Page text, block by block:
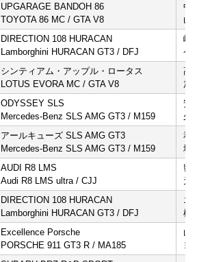
UPGARAGE BANDOH 86
TOYOTA 86 MC / GTA V8
中
山
DIRECTION 108 HURACAN
Lamborghini HURACAN GT3 / DFJ
峰
ケ
シンティアム・アップル・ロータス
LOTUS EVORA MC / GTA V8
高
加
ODYSSEY SLS
Mercedes-Benz SLS AMG GT3 / M159
安
久
アールキューズ SLS AMG GT3
Mercedes-Benz SLS AMG GT3 / M159
和
城
AUDI R8 LMS
Audi R8 LMS ultra / CJJ
密
元
DIRECTION 108 HURACAN
Lamborghini HURACAN GT3 / DFJ
エ
横
Excellence Porsche
PORSCHE 911 GT3 R / MA185
山
ヨ